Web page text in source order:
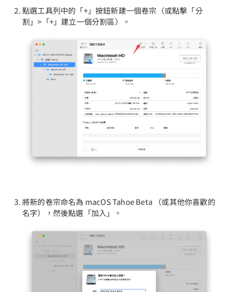
點選工具列中的「+」按鈕新建一個卷宗（或點擊「分
割」>「+」建立一個分割區）。
將新的卷宗命名為 macOS Tahoe Beta （或其他你喜歡的
名字），然後點選「加入」。